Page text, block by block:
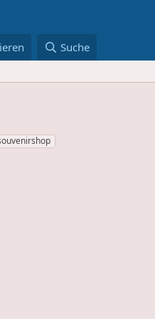
Suche